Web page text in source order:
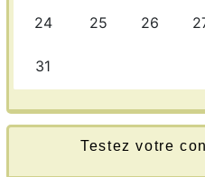
Testez votre